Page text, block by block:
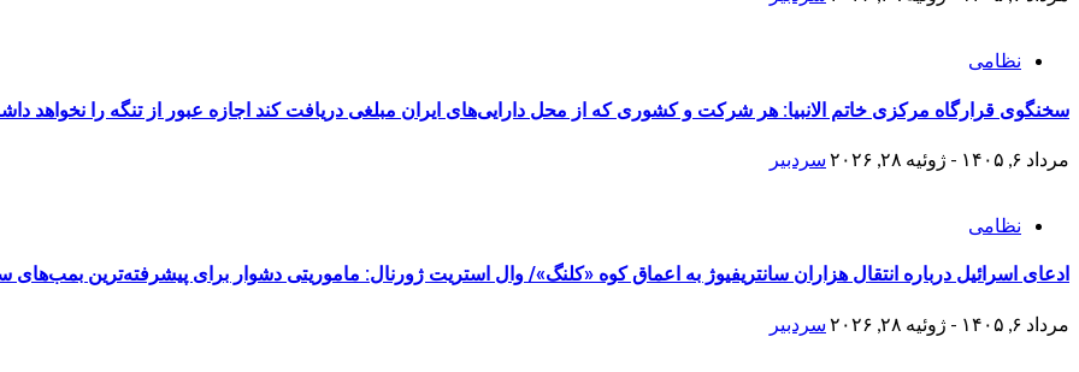
نظامی
سخنگوی قرارگاه مرکزی خاتم الانبیا: هر شرکت و کشوری که از محل دارایی‌های ایران مبلغی دریافت کند اجازه عبور از تنگه را نخواهد
مرداد ۶, ۱۴۰۵ - ژوئیه ۲۸, ۲۰۲۶ سردبیر
نظامی
ادعای اسرائیل درباره انتقال هزاران سانتریفیوژ به اعماق کوه «کلنگ»/ وال استریت ژورنال: ماموریتی دشوار برای پیشرفته‌ترین
مرداد ۶, ۱۴۰۵ - ژوئیه ۲۸, ۲۰۲۶ سردبیر